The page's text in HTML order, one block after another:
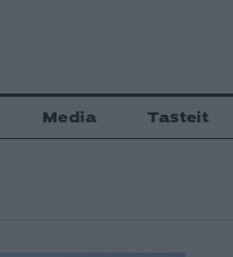
Media Tasteit